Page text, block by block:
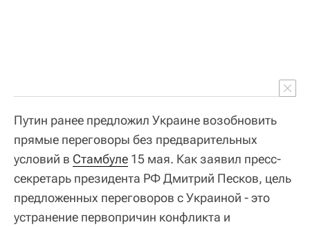
Путин ранее предложил Украине возобновить
прямые переговоры без предварительных
условий в Стамбуле 15 мая. Как заявил пресс-
секретарь президента РФ Дмитрий Песков, цель
предложенных переговоров с Украиной - это
устранение первопричин конфликта и